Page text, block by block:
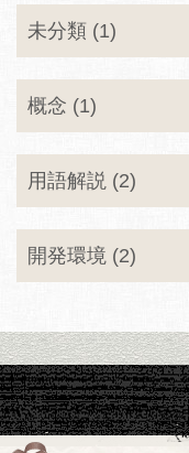
未分類 (1)
概念 (1)
用語解説 (2)
開発環境 (2)